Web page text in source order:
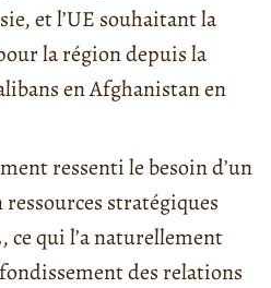
et l’UE souhaitant la
la région depuis la
en Afghanistan en
ressenti le besoin d’un
stratégiques
qui l’a naturellement
des relations